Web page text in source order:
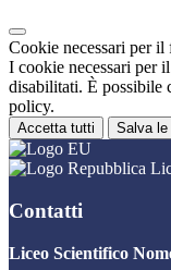
Cookie necessari per il
I cookie necessari per
disabilitati. È possibile
policy.
Accetta tutti Salva le
Contatti
Liceo Scientifico